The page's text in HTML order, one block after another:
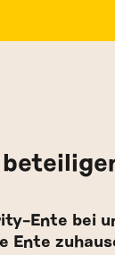
Ente bei
Ente